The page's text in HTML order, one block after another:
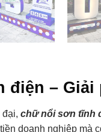
điện –
đại, chữ nổi sơn tĩnh
doanh nghiệp mà